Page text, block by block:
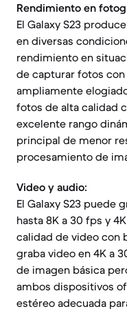
Rendimiento en
El Galaxy S23
en diversas
rendimiento en
de capturar fotos con
ampliamente
fotos de alta calidad
excelente rango
principal de menor
procesamiento de
Video y audio:
El Galaxy S23 puede
hasta 8K a 30 fps y
calidad de video con
graba video en 4K a
de imagen básica
ambos dispositivos
estéreo adecuada